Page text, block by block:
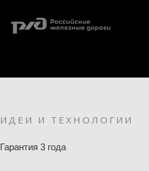
ИДЕИ И ТЕХНОЛОГИИ
Гарантия 3 года